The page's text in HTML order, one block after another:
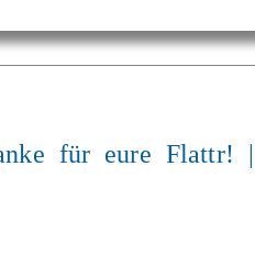
für eure Flattr! |